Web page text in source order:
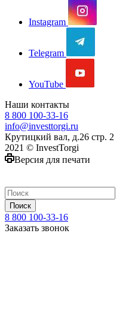
Instagram
Telegram
YouTube
Наши контакты
8 800 100-33-16
info@investtorgi.ru
Крутицкий вал, д.26 стр. 2
2021 © InvestTorgi
Версия для печати
Поиск
8 800 100-33-16
Заказать звонок